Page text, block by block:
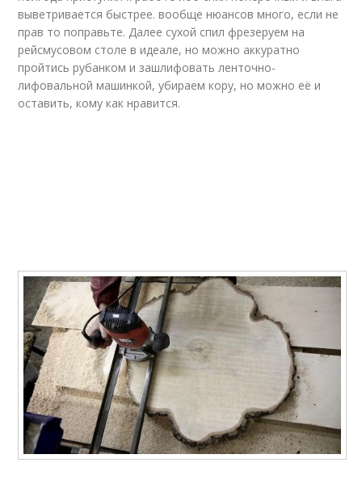
выветривается быстрее. вообще нюансов много, если не
прав то поправьте. Далее сухой спил фрезеруем на
рейсмусовом столе в идеале, но можно аккуратно
пройтись рубанком и зашлифовать ленточно-
лифовальной машинкой, убираем кору, но можно её и
оставить, кому как нравится.